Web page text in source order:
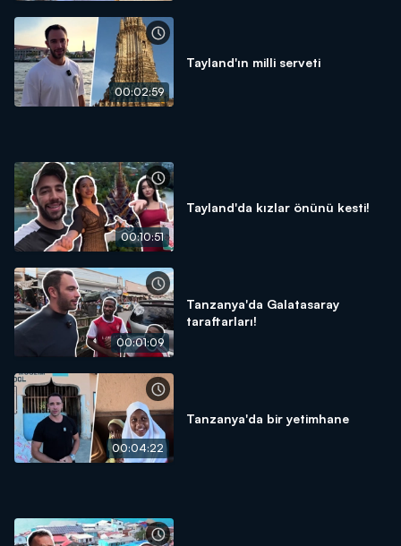
00:02:59
Tayland'ın milli serveti
00:10:51
Tayland'da kızlar önünü kesti!
00:01:09
Tanzanya'da Galatasaray
taraftarları!
00:04:22
Tanzanya'da bir yetimhane